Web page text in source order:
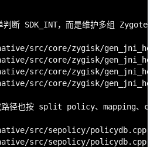
断 SDK_INT，而是维护多组
src/core/zygisk/
src/core/zygisk/
src/core/zygisk/
src/core/zygisk/
径也按 split policy、mapping、
src/sepolicy/policydb.cpp:
src/sepolicy/policydb.cpp: